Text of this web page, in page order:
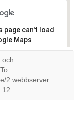
page can't load
Maps
you
this
OK
och
2 webbserver.